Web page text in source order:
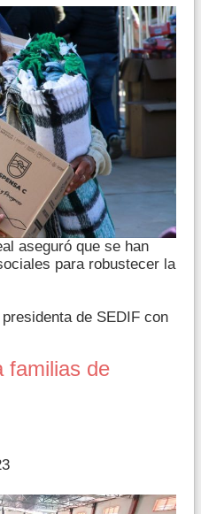
aseguró que se han
para robustecer la
de SEDIF con
familias de